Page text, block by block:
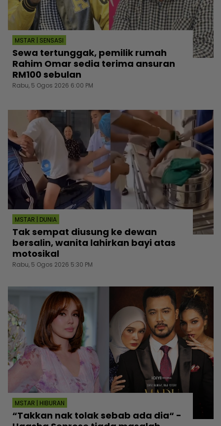
MSTAR | SENSASI
Sewa tertunggak, pemilik rumah
Rahim Omar sedia terima ansuran
RM100 sebulan
Rabu, 5 Ogos 2026 6:00 PM
MSTAR | DUNIA
Tak sempat diusung ke dewan
bersalin, wanita lahirkan bayi atas
motosikal
Rabu, 5 Ogos 2026 5:30 PM
MSTAR | HIBURAN
“Takkan nak tolak sebab ada dia“ -